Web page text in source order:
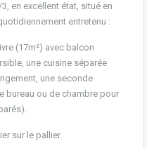
en excellent état, situé en
entretenu :
(17m²) avec balcon
une cuisine séparée
une seconde
bureau ou de chambre pour
sur le pallier.